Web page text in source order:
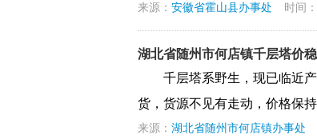
来源： 安徽省霍山县办事处 时间
湖北省随州市何店镇千层塔价稳
千层塔系野生，现已临近
货，货源不见有走动，价格保
来源： 湖北省随州市何店镇办事处